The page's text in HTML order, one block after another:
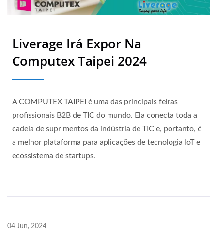
Liverage Irá Expor Na
Computex Taipei 2024
A COMPUTEX TAIPEI é uma das principais feiras
profissionais B2B de TIC do mundo. Ela conecta toda a
cadeia de suprimentos da indústria de TIC e, portanto, é
a melhor plataforma para aplicações de tecnologia IoT e
ecossistema de startups.
04 Jun, 2024